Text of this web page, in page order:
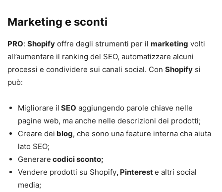
Marketing e sconti
PRO: Shopify offre degli strumenti per il marketing volti
all’aumentare il ranking del SEO, automatizzare alcuni
processi e condividere sui canali social. Con Shopify si
può:
Migliorare il SEO aggiungendo parole chiave nelle
pagine web, ma anche nelle descrizioni dei prodotti;
Creare dei blog, che sono una feature interna cha aiuta
lato SEO;
Generare codici sconto;
Vendere prodotti su Shopify, Pintereste altri social
media;